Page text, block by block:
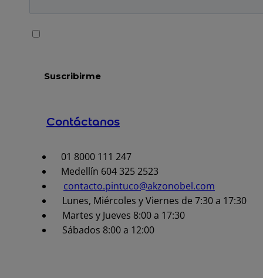
Contáctanos
01 8000 111 247
Medellín 604 325 2523
contacto.pintuco@akzonobel.com
Lunes, Miércoles y Viernes de 7:30 a 17:30
Martes y Jueves 8:00 a 17:30
Sábados 8:00 a 12:00